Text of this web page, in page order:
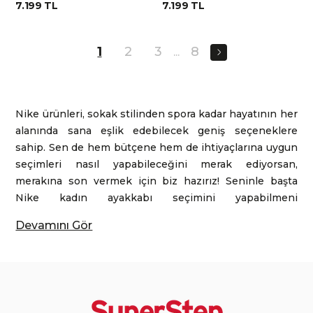
7.199 TL 7.199 TL
1 2 3 ... 8
Nike ürünleri, sokak stilinden spora kadar hayatının her
alanında sana eşlik edebilecek geniş seçeneklere
sahip. Sen de hem bütçene hem de ihtiyaçlarına uygun
seçimleri nasıl yapabileceğini merak ediyorsan,
merakına son vermek için biz hazırız! Seninle başta
Nike kadın ayakkabı seçimini yapabilmeni
olur. Nike sneaker koleksiyonları hem tarzını
Devamını Gör